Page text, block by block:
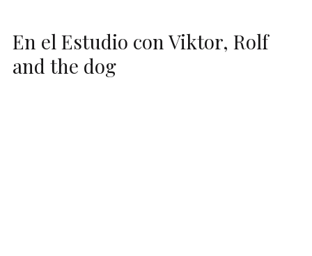
En el Estudio con Viktor, Rolf
and the dog